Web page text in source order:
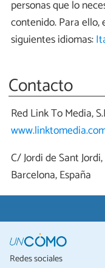
personas que lo
contenido. Para
siguientes idiomas:
Contacto
Red Link To Media,
C/ Jordi de Sant
Barcelona, España
Redes sociales